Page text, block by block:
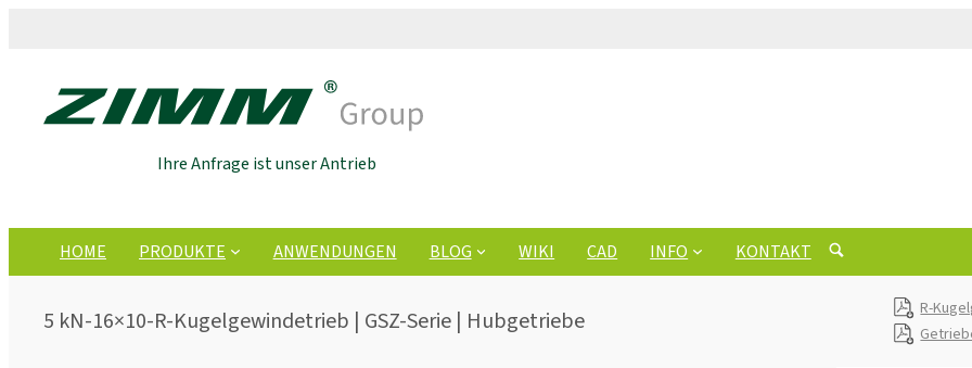
Ihre Anfrage ist unser Antrieb
HOME PRODUKTE ANWENDUNGEN BLOG WIKI CAD INFO KONTAKT
5 kN-16×10-R-Kugelgewindetrieb | GSZ-Serie | Hubgetriebe
R-